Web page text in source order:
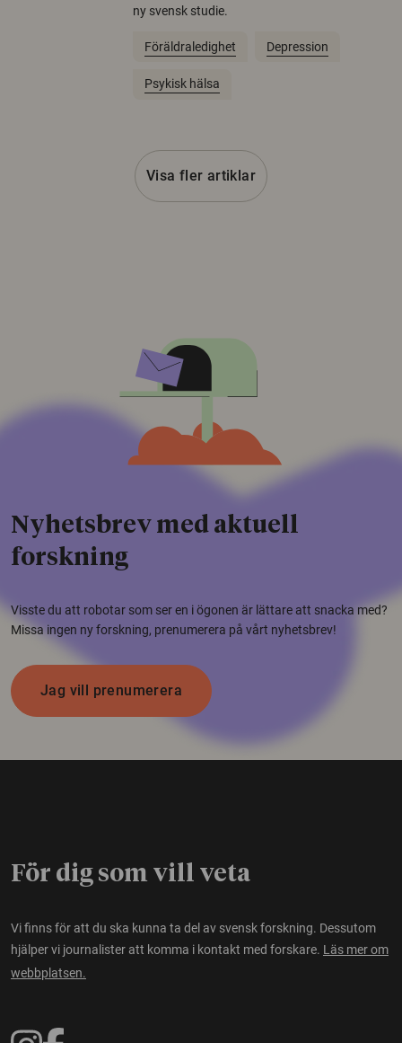
ny svensk studie.
Föräldraledighet Depression
Psykisk hälsa
Visa fler artiklar
Nyhetsbrev med aktuell
forskning
Visste du att robotar som ser en i ögonen är lättare att snacka med?
Missa ingen ny forskning, prenumerera på vårt nyhetsbrev!
Jag vill prenumerera
För dig som vill veta
Vi finns för att du ska kunna ta del av svensk forskning. Dessutom
hjälper vi journalister att komma i kontakt med forskare. Läs mer om
webbplatsen.